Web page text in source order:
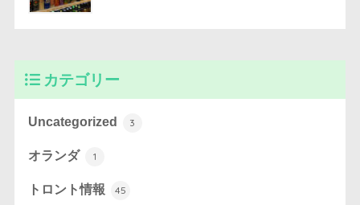
カテゴリー
Uncategorized 3
オランダ 1
トロント情報 45